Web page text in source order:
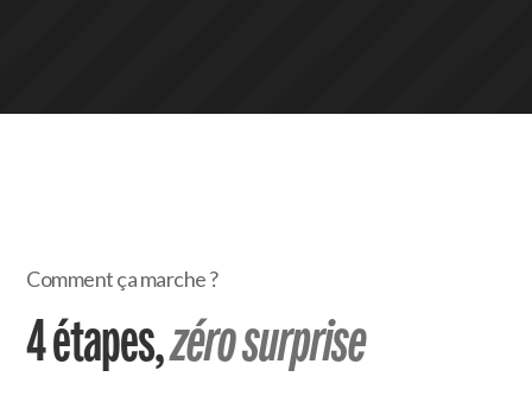
Comment ça marche ?
4 étapes,zéro surprise